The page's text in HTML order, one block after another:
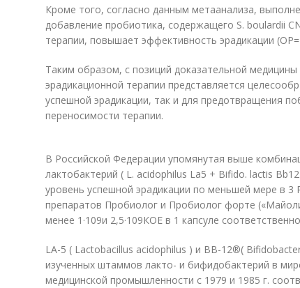
Кроме того, согласно данным метаанализа,
добавление пробиотика, содержащего S. boulardii
терапии, повышает эффективность эрадикации
Таким образом, с позиций доказательной
эрадикационной терапии представляется
успешной эрадикации, так и для предотвращения
переносимости терапии.
В Российской Федерации упомянутая выше
лактобактерий ( L. acidophilus La5 + Bifido. lactis
уровень успешной эрадикации по меньшей мере в 3
препаратов Пробиолог и Пробиолог форте
менее 1·109и 2,5·109КОЕ в 1 капсуле
LA-5 ( Lactobacillus acidophilus ) и ВВ-12®(
изученных штаммов лакто- и бифидобактерий в
медицинской промышленности с 1979 и 1985 г.